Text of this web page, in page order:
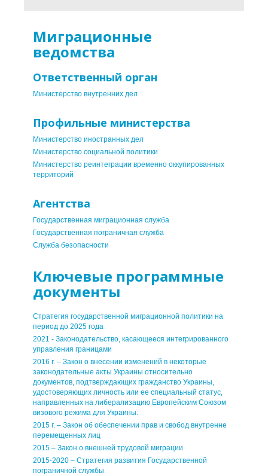
Миграционные
ведомства
Ответственный орган
Министерство внутренних дел
Профильные министерства
Министерство иностранных дел
Министерство социальной политики
Министерство реинтеграции временно оккупированных
территорий
Агентства
Государственная миграционная служба
Государственная пограничная служба
Служба безопасности
Ключевые программные
документы
Стратегия государственной миграционной политики на
период до 2025 года
2021 - Законодательство, касающееся интегрированного
управления границами
2016 г. – Закон о внесении изменений в некоторые
законодательные акты Украины относительно
документов, подтверждающих гражданство Украины,
удостоверяющих личность или ее специальный статус,
направленных на либерализацию Европейским Союзом
визового режима для Украины.
2015 г. – Закон об обеспечении прав и свобод внутренне
перемещенных лиц
2015 – Закон о внешней трудовой миграции
2015-2020 – Стратегия развития Государственной
пограничной службы